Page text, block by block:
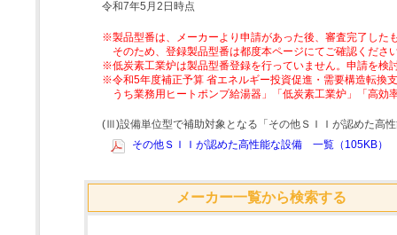
令和7年5月2日時点
※製品型番は、メーカーより申請があった後、審査完了した
そのため、登録製品型番は都度本ページにてご確認くださ
※低炭素工業炉は製品型番登録を行っていません。申請を検
※令和5年度補正予算 省エネルギー投資促進・需要構造転換
うち業務用ヒートポンプ給湯器」「低炭素工業炉」「高
(Ⅲ)設備単位型で補助対象となる「その他ＳＩＩが認めた高
その他ＳＩＩが認めた高性能な設備 一覧（105KB）
メーカー一覧から検索する